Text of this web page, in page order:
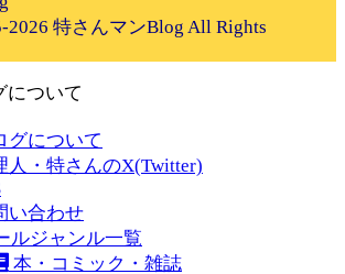
2026 特さんマンBlog All Rights
について
グについて
人・特さんのX(Twitter)
い合わせ
ルジャンル一覧
本・コミック・雑誌